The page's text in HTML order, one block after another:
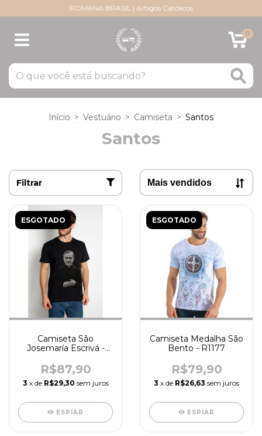
ROMANA BRASIL | Artigos Católicos
0
Início > Vestuário > Camiseta > Santos
Santos
Filtrar
ESGOTADO
Camiseta São
Josemaría Escrivá -
R$87,90
3 x de R$29,30 sem juros
ESPIAR
ESGOTADO
Camiseta Medalha São
Bento - R1177
R$79,90
3 x de R$26,63 sem juros
ESPIAR